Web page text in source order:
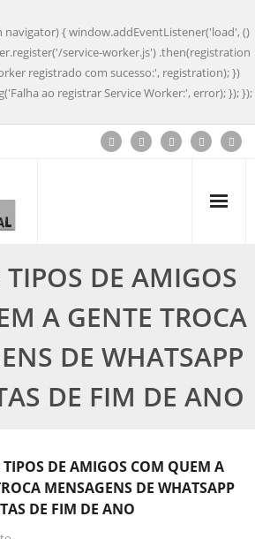
navigator) { window.addEventListener('load', ()
service-worker.js') .then(registration
registrado com sucesso:', registration); })
ao registrar Service Worker:', error); }); });
TIPOS DE AMIGOS
A GENTE TROCA
DE WHATSAPP
DE FIM DE ANO
TIPOS DE AMIGOS COM QUEM A
MENSAGENS DE WHATSAPP
DE FIM DE ANO